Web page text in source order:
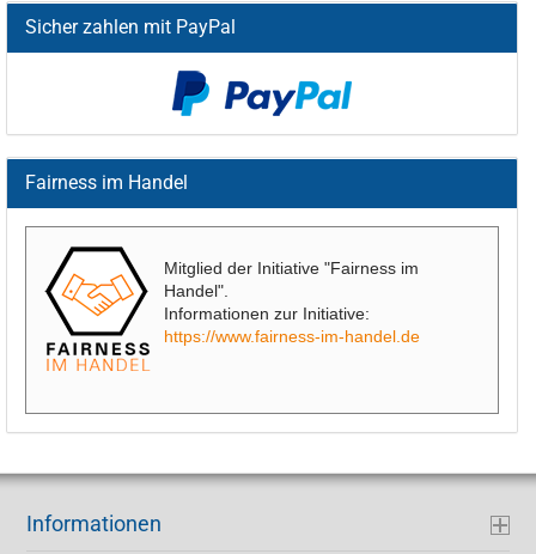
Sicher zahlen mit PayPal
Fairness im Handel
Mitglied der Initiative "Fairness im
Handel".
Informationen zur Initiative:
https://www.fairness-im-handel.de
Informationen